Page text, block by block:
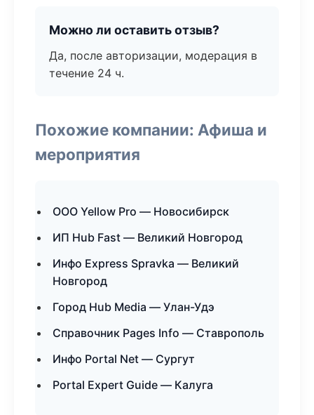
Можно ли оставить отзыв?
Да, после авторизации, модерация в
течение 24 ч.
Похожие компании: Афиша и
мероприятия
ООО Yellow Pro — Новосибирск
ИП Hub Fast — Великий Новгород
Инфо Express Spravka — Великий
Новгород
Город Hub Media — Улан-Удэ
Справочник Pages Info — Ставрополь
Инфо Portal Net — Сургут
Portal Expert Guide — Калуга